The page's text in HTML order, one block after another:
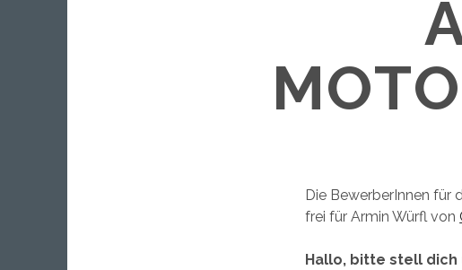
Die BewerberInnen für
frei für Armin Würfl von
Hallo, bitte stell dich